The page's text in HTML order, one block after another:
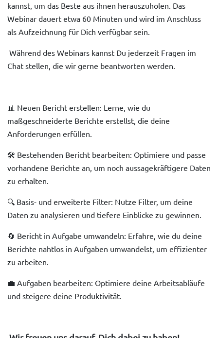
kannst, um das Beste aus ihnen herauszuholen. Das
Webinar dauert etwa 60 Minuten und wird im Anschluss
als Aufzeichnung für Dich verfügbar sein.
Während des Webinars kannst Du jederzeit Fragen im
Chat stellen, die wir gerne beantworten werden.
📊 Neuen Bericht erstellen: Lerne, wie du
maßgeschneiderte Berichte erstellst, die deine
Anforderungen erfüllen.
🛠️ Bestehenden Bericht bearbeiten: Optimiere und passe
vorhandene Berichte an, um noch aussagekräftigere Daten
zu erhalten.
🔍 Basis- und erweiterte Filter: Nutze Filter, um deine
Daten zu analysieren und tiefere Einblicke zu gewinnen.
🔄 Bericht in Aufgabe umwandeln: Erfahre, wie du deine
Berichte nahtlos in Aufgaben umwandelst, um effizienter
zu arbeiten.
💼 Aufgaben bearbeiten: Optimiere deine Arbeitsabläufe
und steigere deine Produktivität.